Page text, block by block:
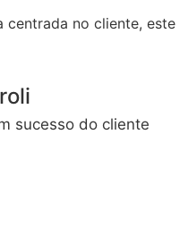
centrada no cliente, este
sucesso do cliente